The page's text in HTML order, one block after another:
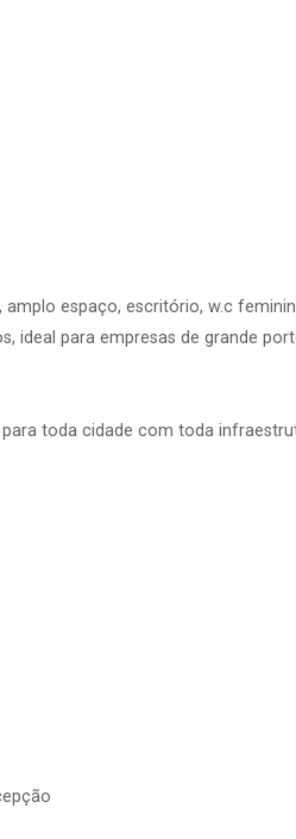
espaço, escritório, w.c
ideal para empresas de grande
toda cidade com toda